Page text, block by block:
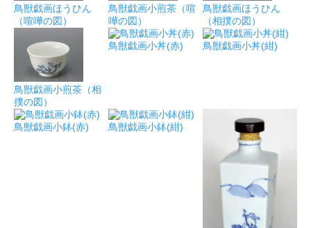
鳥獣戯画ほうひん
（喧嘩の図）
鳥獣戯画小煎茶（喧
嘩の図）
鳥獣戯画ほうひん
（相撲の図）
鳥獣戯画小煎茶（相
撲の図）
鳥獣戯画小丼(赤) 鳥獣戯画小丼(紺)
鳥獣戯画小鉢(赤) 鳥獣戯画小鉢(紺)